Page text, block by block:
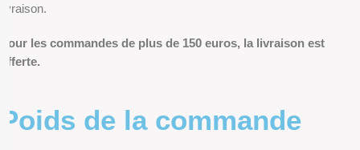
livraison.
Pour les commandes de plus de 150 euros, la livraison est
offerte.
Poids de la commande